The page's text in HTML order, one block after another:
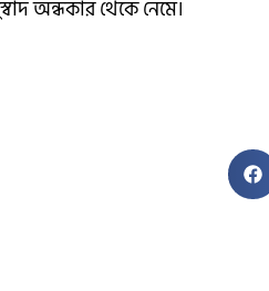
অন্ধকার থেকে নেমে।